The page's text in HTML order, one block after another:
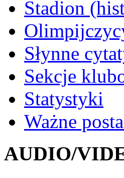
Stadion
Słynne
Sekcje
Statystyki
Ważne
AUDIO/